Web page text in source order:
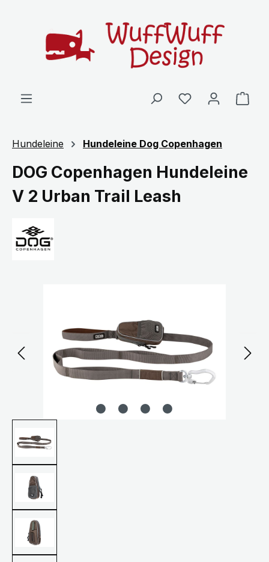
Hundeleine Hundeleine Dog Copenhagen
DOG Copenhagen Hundeleine
V 2 Urban Trail Leash